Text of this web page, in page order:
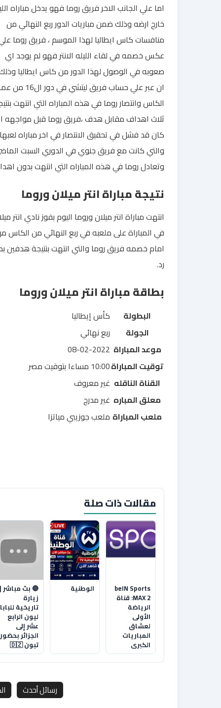
اما علي الجانب الاخر فريق روما فهو يدخل مباراه
خارج ارضه وذلك ضمن مباريات الدور ربع النهائي من
منافسات كاس ايطاليا لهذا الموسم ، فريق روما
عكس خصمه في لقاء الليله الانتر فهو لم يوجد اي
صعوبه في الوصول لهذا الدور من كاس ايطاليا
ان عبر علي حساب فريق ليتشي في دور
الكاس وانتصار روما في هذه المباراه التي انتهت
ثلاث اهداف مقابل هدف ،فريق روما قبل مواجهه
كان قد فشل في تحقيق الانتصار في اخر مباراه لعبها
والتي كانت مع فريق جنوي في الدوري السبت
وتعادل روما في هذه المباراه التي انتهت بدون
نتيجة مباراة انتر ميلان وروما
انتهت مباراة انتر ميلان وروما اليوم بفوز نادي انتر
في المباراة على ملعبه في ربع النهائي من الكاس
امام خصمه فريق روما والتي انتهت بنتيجة هدفين
رد.
بطاقة مباراة انتر ميلان وروما
البطولة
كأس إيطاليا
الجولة
ربع نهائي
موعد المباراة 08-02-2022
توقيت المباراة10:00 مساءا بتوقيت مصر
القناة الناقله غير معروف
معلق المباره غير مدرج
ملعب المباراة ملعب جوزيبي مياتزا
مقالات ذات صلة
beIN Sports
MAX 2: قناة
الرياضة
الأولى
لعشاق
المباريات
الكبرى
الوطنية 🔴 بث مباشر |
زيارة
تاريخية للبابا
ليون الرابع
عشر إلى
الجزائر بحضور
تبون 🇩🇿
رسائل أحدث